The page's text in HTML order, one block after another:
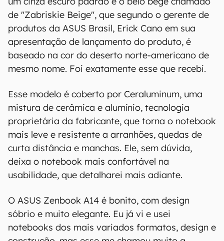
de "Zabriskie Beige", que segundo o gerente de
produtos da ASUS Brasil, Erick Cano em sua
apresentação de lançamento do produto, é
baseado na cor do deserto norte-americano de
mesmo nome. Foi exatamente esse que recebi.
Esse modelo é coberto por Ceraluminum, uma
mistura de cerâmica e alumínio, tecnologia
proprietária da fabricante, que torna o notebook
mais leve e resistente a arranhões, quedas de
curta distância e manchas. Ele, sem dúvida,
deixa o notebook mais confortável na
usabilidade, que detalharei mais adiante.
O ASUS Zenbook A14 é bonito, com design
sóbrio e muito elegante. Eu já vi e usei
notebooks dos mais variados formatos, design e